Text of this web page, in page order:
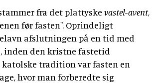
fra det plattyske vastel-avent,
før fasten". Oprindeligt
afslutningen på en tid med
inden den kristne fastetid
katolske tradition var fasten en
hvor man forberedte sig